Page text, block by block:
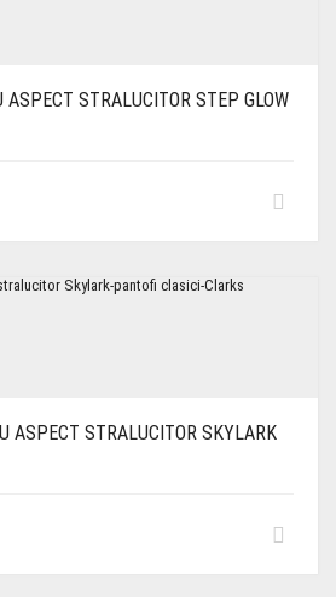
STRALUCITOR STEP GLOW
ASPECT STRALUCITOR SKYLARK